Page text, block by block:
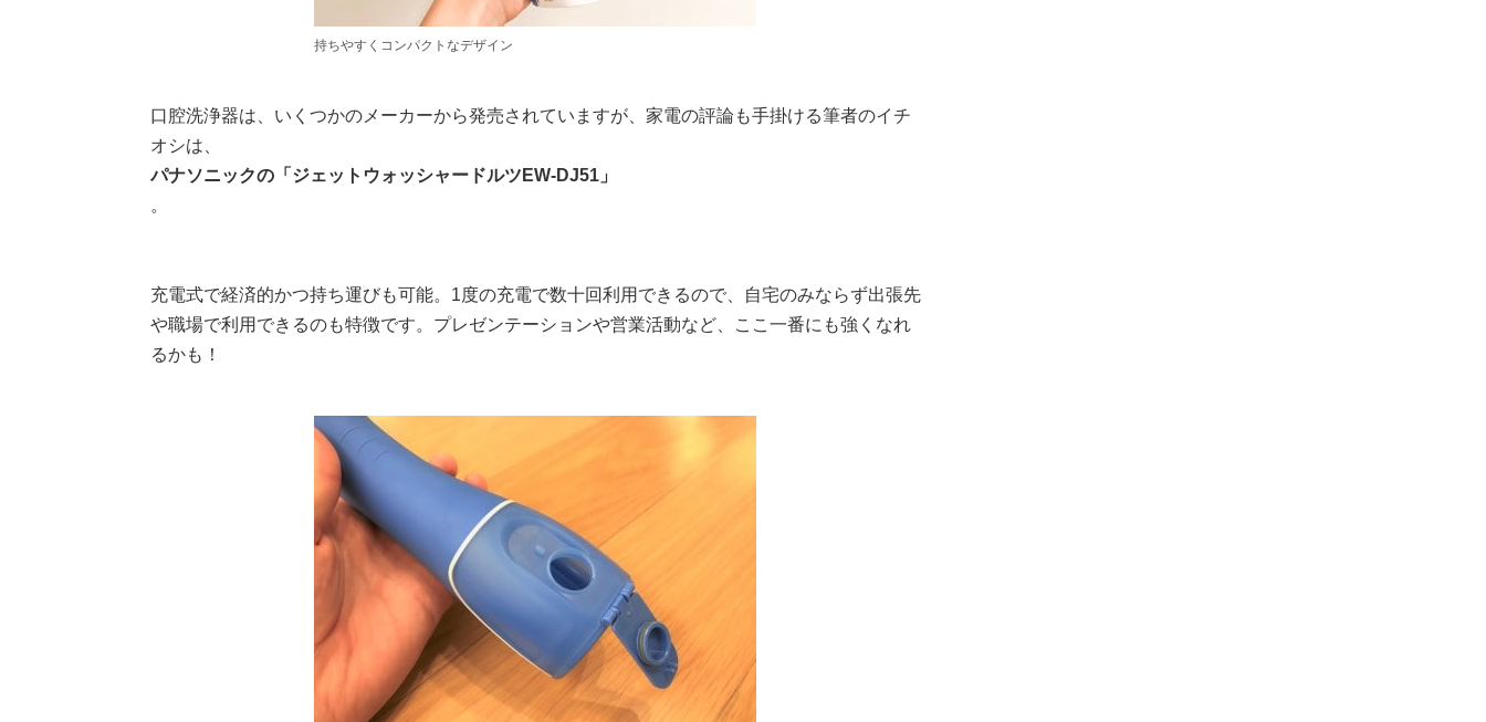
持ちやすくコンパクトなデザイン
口腔洗浄器は、いくつかのメーカーから発売されていますが、家電の評論も手掛ける筆者のイチ
オシは、
パナソニックの「ジェットウォッシャードルツEW-DJ51」
。
充電式で経済的かつ持ち運びも可能。1度の充電で数十回利用できるので、自宅のみならず出張先
や職場で利用できるのも特徴です。プレゼンテーションや営業活動など、ここ一番にも強くなれ
るかも！